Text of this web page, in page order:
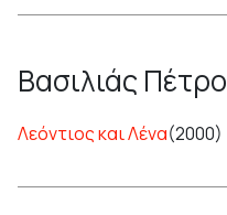
Βασιλιάς
Λεόντιος και Λένα(2000)